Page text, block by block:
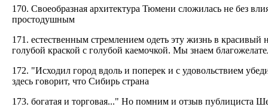
170. Своеобразная архитектура Тюмени сложилась не без
простодушным
171. естественным стремлением одеть эту жизнь в
голубой краской с голубой каемочкой. Мы знаем
172. "Исходил город вдоль и поперек и с удовольствием
здесь говорит, что Сибирь страна
173. богатая и торговая..." Но помним и отзыв публициста